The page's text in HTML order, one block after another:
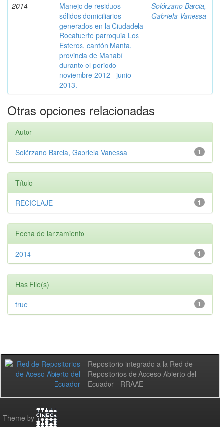
2014
Manejo de residuos
sólidos domiciliarios
generados en la Ciudadela
Rocafuerte parroquia Los
Esteros, cantón Manta,
provincia de Manabí
durante el periodo
noviembre 2012 - junio
2013.
Solórzano Barcia,
Gabriela Vanessa
Otras opciones relacionadas
Autor
1
Solórzano Barcia, Gabriela Vanessa
Título
1
RECICLAJE
Fecha de lanzamiento
1
2014
Has File(s)
1
true
Repositorio integrado a la Red de
Repositorios de Acceso Abierto del
Ecuador - RRAAE
Theme by